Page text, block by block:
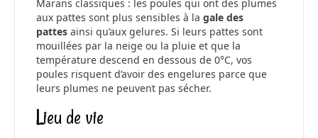
Marans classiques : les poules qui ont des plumes
aux pattes sont plus sensibles à la gale des
pattes ainsi qu’aux gelures. Si leurs pattes sont
mouillées par la neige ou la pluie et que la
température descend en dessous de 0°C, vos
poules risquent d’avoir des engelures parce que
leurs plumes ne peuvent pas sécher.
Lieu de vie